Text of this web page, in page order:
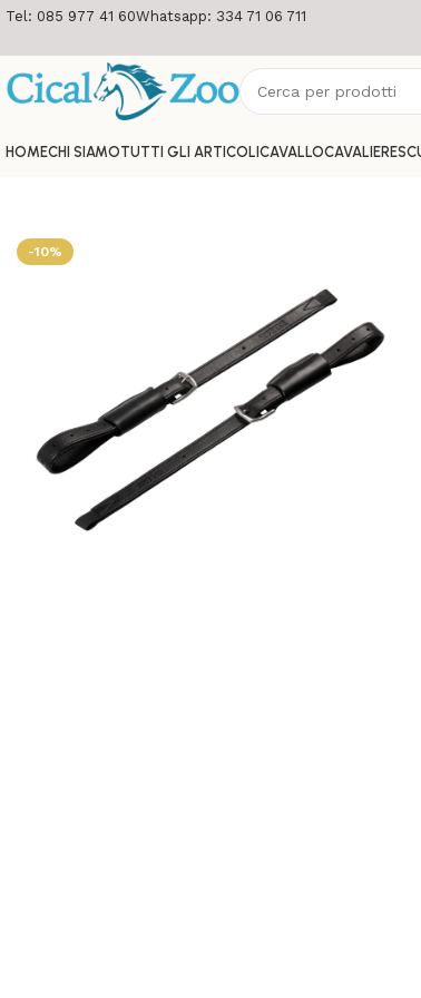
Tel: 085 977 41 60Whatsapp: 334 71 06 711
HOMECHI SIAMOTUTTI GLI ARTICOLI CAVALLOCAVALIERE
-10%